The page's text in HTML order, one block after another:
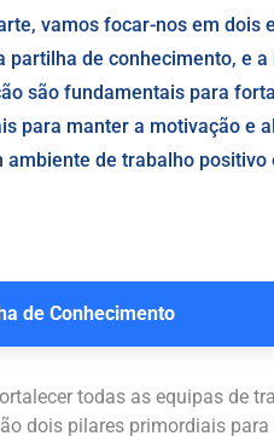
vamos focar-nos em
partilha de conhecimento, e
são fundamentais para
para manter a motivação e
de trabalho
de Conhecimento
todas as equipas de
dois pilares primordiais